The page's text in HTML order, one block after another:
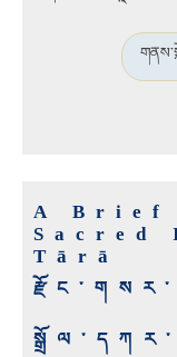
A Brief
Sacred
Tārā